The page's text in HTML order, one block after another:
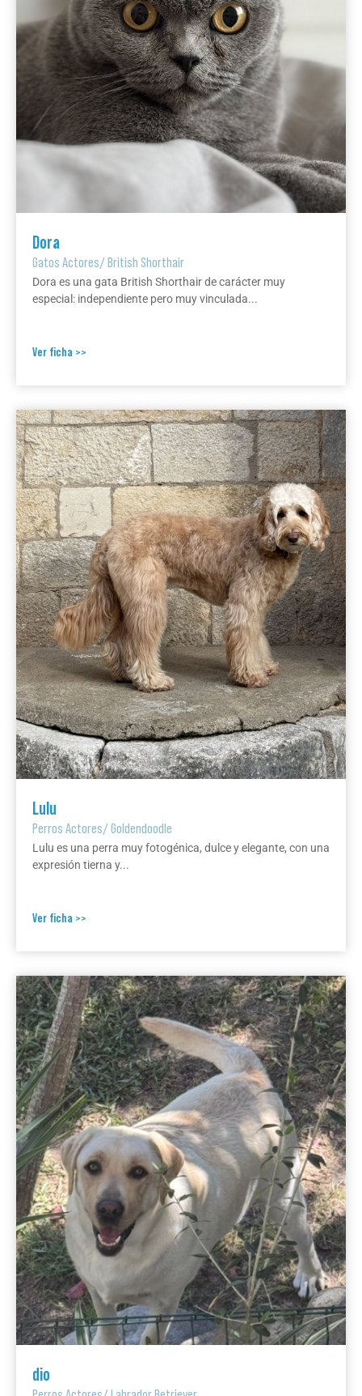
Dora
Gatos Actores/British Shorthair
Dora es una gata British Shorthair de carácter muy
especial: independiente pero muy vinculada...
Ver ficha >>
Lulu
Perros Actores/Goldendoodle
Lulu es una perra muy fotogénica, dulce y elegante, con una
expresión tierna y...
Ver ficha >>
dio